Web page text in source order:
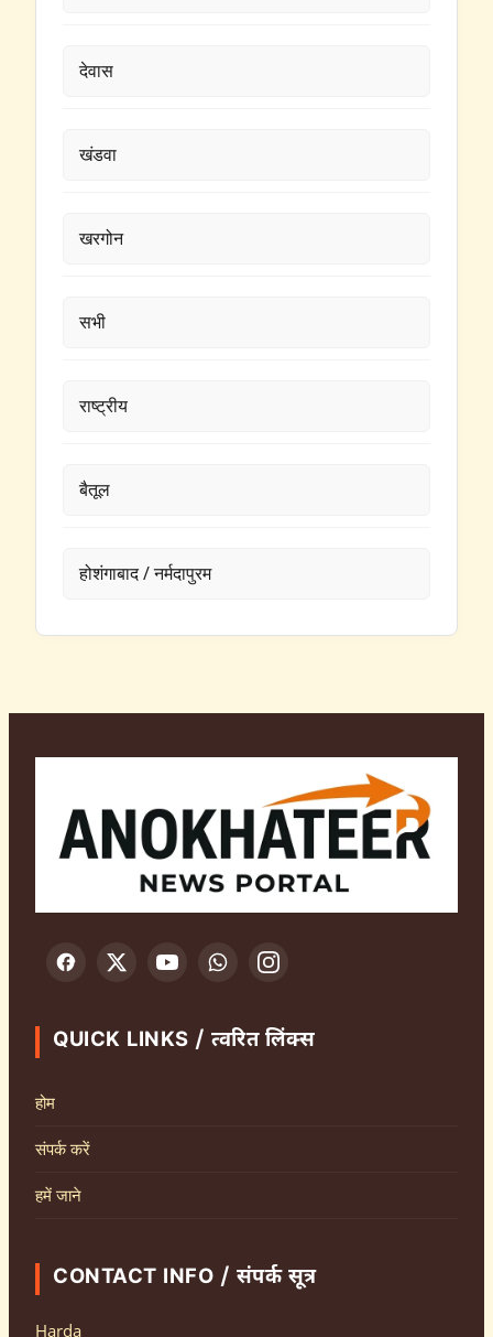
देवास
खंडवा
खरगोन
सभी
राष्ट्रीय
बैतूल
होशंगाबाद / नर्मदापुरम
QUICK LINKS / त्वरित लिंक्स
होम
संपर्क करें
हमें जाने
CONTACT INFO / संपर्क सूत्र
Harda